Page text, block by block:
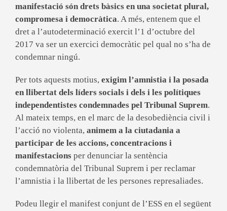
manifestació són drets bàsics en una societat plural,
compromesa i democràtica. A més, entenem que el
dret a l’autodeterminació exercit l’1 d’octubre del
2017 va ser un exercici democràtic pel qual no s’ha de
condemnar ningú.
Per tots aquests motius, exigim l’amnistia i la posada
en llibertat dels líders socials i dels i les polítiques
independentistes condemnades pel Tribunal Suprem.
Al mateix temps, en el marc de la desobediència civil i
l’acció no violenta, animem a la ciutadania a
participar de les accions, concentracions i
manifestacions per denunciar la sentència
condemnatòria del Tribunal Suprem i per reclamar
l’amnistia i la llibertat de les persones represaliades.
Podeu llegir el manifest conjunt de l’ESS en el següent